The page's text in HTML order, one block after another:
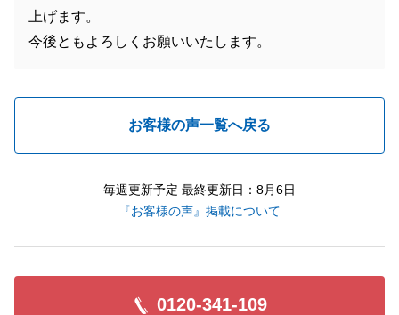
上げます。
今後ともよろしくお願いいたします。
お客様の声一覧へ戻る
毎週更新予定 最終更新日：8月6日
『お客様の声』掲載について
0120-341-109